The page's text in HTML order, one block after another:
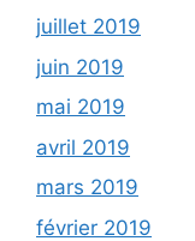
juillet 2019
juin 2019
mai 2019
avril 2019
mars 2019
février 2019